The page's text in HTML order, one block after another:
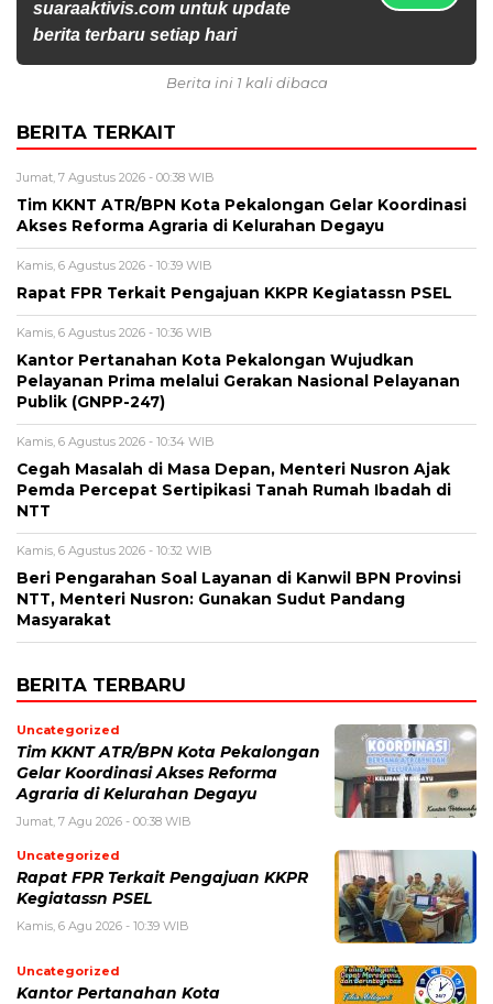
suaraaktivis.com untuk update
berita terbaru setiap hari
Berita ini 1 kali dibaca
BERITA TERKAIT
Jumat, 7 Agustus 2026 - 00:38 WIB
Tim KKNT ATR/BPN Kota Pekalongan Gelar Koordinasi
Akses Reforma Agraria di Kelurahan Degayu
Kamis, 6 Agustus 2026 - 10:39 WIB
Rapat FPR Terkait Pengajuan KKPR Kegiatassn PSEL
Kamis, 6 Agustus 2026 - 10:36 WIB
Kantor Pertanahan Kota Pekalongan Wujudkan
Pelayanan Prima melalui Gerakan Nasional Pelayanan
Publik (GNPP-247)
Kamis, 6 Agustus 2026 - 10:34 WIB
Cegah Masalah di Masa Depan, Menteri Nusron Ajak
Pemda Percepat Sertipikasi Tanah Rumah Ibadah di
NTT
Kamis, 6 Agustus 2026 - 10:32 WIB
Beri Pengarahan Soal Layanan di Kanwil BPN Provinsi
NTT, Menteri Nusron: Gunakan Sudut Pandang
Masyarakat
BERITA TERBARU
Uncategorized
Tim KKNT ATR/BPN Kota Pekalongan
Gelar Koordinasi Akses Reforma
Agraria di Kelurahan Degayu
Jumat, 7 Agu 2026 - 00:38 WIB
Uncategorized
Rapat FPR Terkait Pengajuan KKPR
Kegiatassn PSEL
Kamis, 6 Agu 2026 - 10:39 WIB
Uncategorized
Kantor Pertanahan Kota